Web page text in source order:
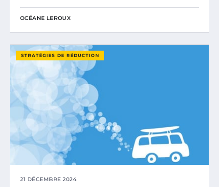
OCÉANE LEROUX
STRATÉGIES DE RÉDUCTION
21 DÉCEMBRE 2024